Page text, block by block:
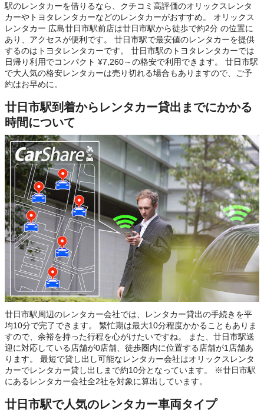
駅のレンタカーを借りるなら、クチコミ高評価のオリックスレンタ
カーやトヨタレンタカーなどのレンタカーがおすすめ。 オリックス
レンタカー 広島廿日市駅前店は廿日市駅から徒歩で約2分 の位置に
あり、アクセスが便利です。 廿日市駅で最安値のレンタカーを提供
するのはトヨタレンタカーです。 廿日市駅のトヨタレンタカーでは
日帰り利用でコンパクト ¥7,260～の格安で利用できます。 廿日市駅
で大人気の格安レンタカーは売り切れる場合もありますので、ご予
約はお早めに。
廿日市駅到着からレンタカー貸出までにかかる
時間について
廿日市駅周辺のレンタカー会社では、レンタカー貸出の手続きを平
均10分で完了できます。 繁忙期は最大10分程度かかることもありま
すので、余裕を持った行程を心がけたいですね。 また、廿日市駅送
迎に対応している店舗が0店舗、徒歩圏内に位置する店舗が1店舗あ
ります。 最短で貸し出し可能なレンタカー会社はオリックスレンタ
カーでレンタカー貸し出しまで約10分となっています。 ※廿日市駅
にあるレンタカー会社全2社を対象に算出しています。
廿日市駅で人気のレンタカー車両タイプ